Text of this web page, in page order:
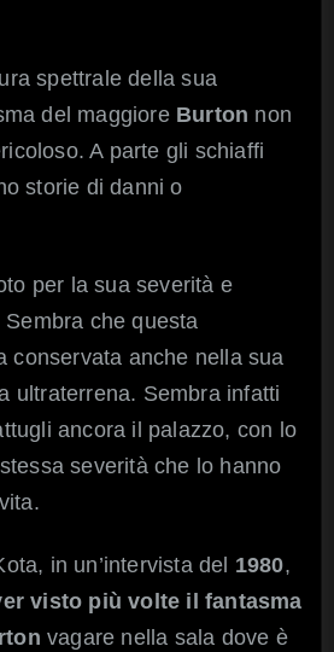
spettrale della sua
del maggiore Burton non
A parte gli schiaffi
storie di danni o
per la sua severità e
che questa
conservata anche nella sua
ultraterrena. Sembra infatti
ancora il palazzo, con lo
severità che lo hanno
in un’intervista del 1980,
visto più volte il fantasma
vagare nella sala dove è